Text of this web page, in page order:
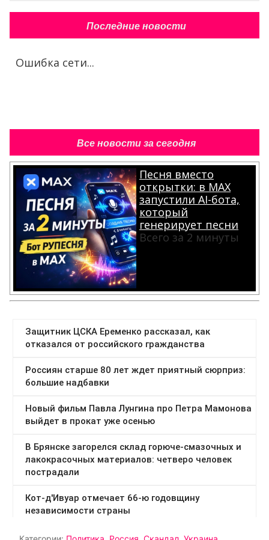
Последние новости
Ошибка сети...
Все новости за сегодня
Песня вместо
открытки: в MAX
запустили AI-бота,
который
генерирует песни
Всего за 2 минуты